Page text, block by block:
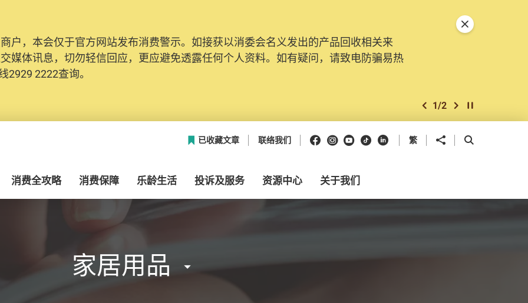
户，本会仅于官方网站发布消费警示。如接获以消委会名义发出的产品回收相关来
媒体讯息，切勿轻信回应，更应避免透露任何个人资料。如有疑问，请致电防骗易热
2929 2222查询。
上一个
1/2 下一个开始/暂停幻灯
关闭特別通告
已收藏文章 联络我们 Facebook
Instagram
Youtube
抖音领英 繁 分享到 开启搜寻框
消费全攻略 消费保障 乐龄生活 投诉及服务 资源中心 关于我们
家居用品